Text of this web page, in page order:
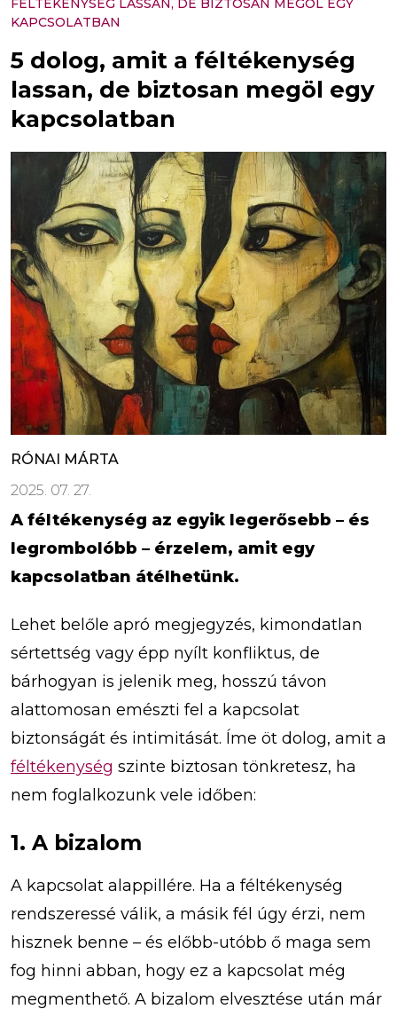
FÉLTÉKENYSÉG LASSAN, DE BIZTOSAN MEGÖL EGY
KAPCSOLATBAN
5 dolog, amit a féltékenység
lassan, de biztosan megöl egy
kapcsolatban
RÓNAI MÁRTA
2025. 07. 27.
A féltékenység az egyik legerősebb – és
legrombolóbb – érzelem, amit egy
kapcsolatban átélhetünk.
Lehet belőle apró megjegyzés, kimondatlan
sértettség vagy épp nyílt konfliktus, de
bárhogyan is jelenik meg, hosszú távon
alattomosan emészti fel a kapcsolat
biztonságát és intimitását. Íme öt dolog, amit a
féltékenység szinte biztosan tönkretesz, ha
nem foglalkozunk vele időben:
1. A bizalom
A kapcsolat alappillére. Ha a féltékenység
rendszeressé válik, a másik fél úgy érzi, nem
hisznek benne – és előbb-utóbb ő maga sem
fog hinni abban, hogy ez a kapcsolat még
megmenthető. A bizalom elvesztése után már